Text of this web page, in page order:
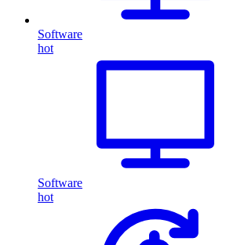
Software
hot
Software
hot